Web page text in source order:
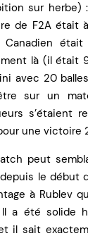
sur herbe)
de F2A était
Canadien
là (il était
avec 20
sur un
s’étaient
une victoire
peut
le début
à Rublev
Il a été solide
il sait